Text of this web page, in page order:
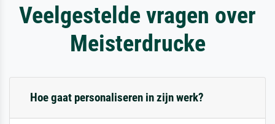
Veelgestelde vragen over
Meisterdrucke
Hoe gaat personaliseren in zijn werk?